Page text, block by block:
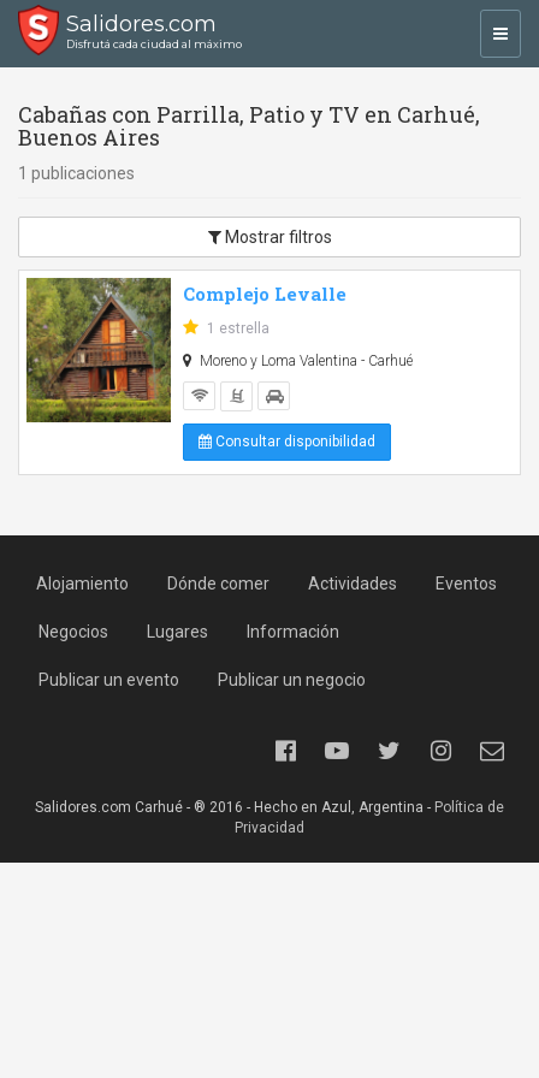
Salidores.com
Disfrutá cada ciudad al máximo
Cabañas con Parrilla, Patio y TV en Carhué,
Buenos Aires
1 publicaciones
Mostrar filtros
Complejo Levalle
1 estrella
Moreno y Loma Valentina - Carhué
Consultar disponibilidad
Alojamiento Dónde comer Actividades Eventos
Negocios Lugares Información
Publicar un evento Publicar un negocio
Salidores.com Carhué - ® 2016 - Hecho en Azul, Argentina - Política de
Privacidad